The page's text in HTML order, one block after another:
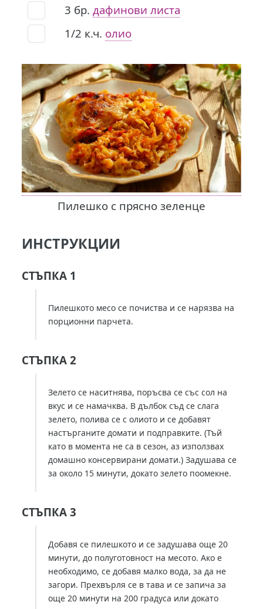
3 бр. дафинови листа
1/2 к.ч. олио
Пилешко с прясно зеленце
ИНСТРУКЦИИ
СТЪПКА 1
Пилешкото месо се почиства и се нарязва на
порционни парчета.
СТЪПКА 2
Зелето се наситнява, поръсва се със сол на
вкус и се намачква. В дълбок съд се слага
зелето, полива се с олиото и се добавят
настърганите домати и подправките. (Тъй
като в момента не са в сезон, аз използвах
домашно консервирани домати.) Задушава се
за около 15 минути, докато зелето поомекне.
СТЪПКА 3
Добавя се пилешкото и се задушава още 20
минути, до полуготовност на месото. Ако е
необходимо, се добавя малко вода, за да не
загори. Прехвърля се в тава и се запича за
още 20 минути на 200 градуса или докато